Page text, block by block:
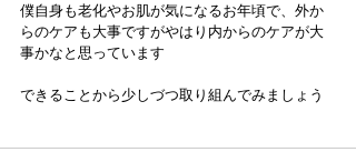
僕自身も老化やお肌が気になるお年頃で、外か
らのケアも大事ですがやはり内からのケアが大
事かなと思っています
できることから少しづつ取り組んでみましょう